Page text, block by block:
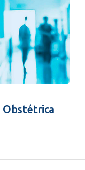
Obstétrica